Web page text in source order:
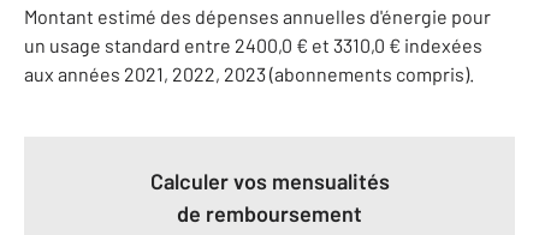
Montant estimé des dépenses annuelles d'énergie pour
un usage standard entre 2400,0 € et 3310,0 € indexées
aux années 2021, 2022, 2023 (abonnements compris).
Calculer vos mensualités
de remboursement